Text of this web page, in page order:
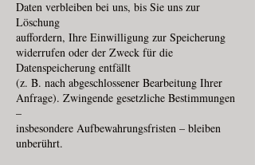
Daten verbleiben bei uns, bis Sie uns zur
Löschung
auffordern, Ihre Einwilligung zur Speicherung
widerrufen oder der Zweck für die
Datenspeicherung entfällt
(z. B. nach abgeschlossener Bearbeitung Ihrer
Anfrage). Zwingende gesetzliche Bestimmungen
–
insbesondere Aufbewahrungsfristen – bleiben
unberührt.